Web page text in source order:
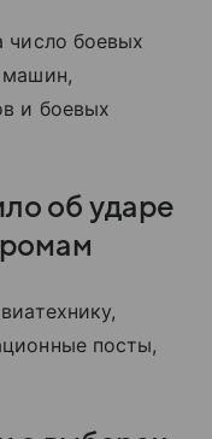
число боевых
машин,
и боевых
об ударе
посты,